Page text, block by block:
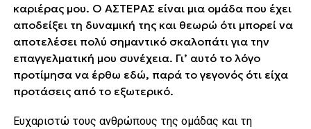
καριέρας μου. Ο ΑΣΤΕΡΑΣ είναι μια ομάδα που έχει
αποδείξει τη δυναμική της και θεωρώ ότι μπορεί να
αποτελέσει πολύ σημαντικό σκαλοπάτι για την
επαγγελματική μου συνέχεια. Γι’ αυτό το λόγο
προτίμησα να έρθω εδώ, παρά το γεγονός ότι είχα
προτάσεις από το εξωτερικό.
Ευχαριστώ τους ανθρώπους της ομάδας και τη